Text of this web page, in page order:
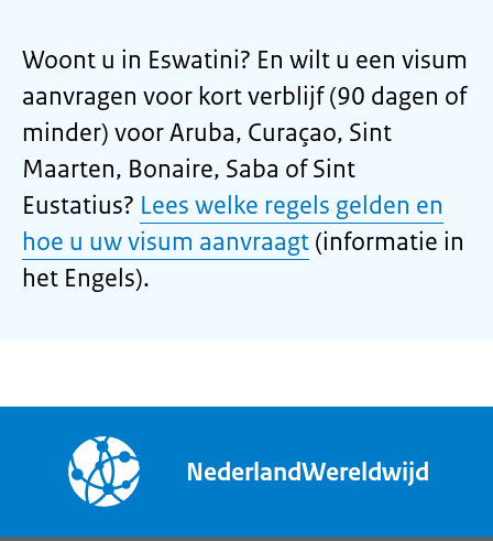
Woont u in Eswatini? En wilt u een visum
aanvragen voor kort verblijf (90 dagen of
minder) voor Aruba, Curaçao, Sint
Maarten, Bonaire, Saba of Sint
Eustatius? Lees welke regels gelden en
hoe u uw visum aanvraagt (informatie in
het Engels).
NederlandWereldwijd